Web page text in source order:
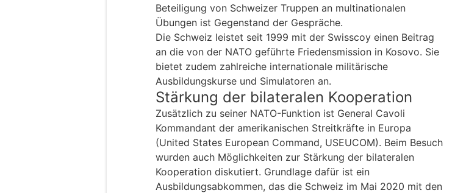
Beteiligung von Schweizer Truppen an multinationalen
Übungen ist Gegenstand der Gespräche.
Die Schweiz leistet seit 1999 mit der Swisscoy einen Beitrag
an die von der NATO geführte Friedensmission in Kosovo. Sie
bietet zudem zahlreiche internationale militärische
Ausbildungskurse und Simulatoren an.
Stärkung der bilateralen Kooperation
Zusätzlich zu seiner NATO-Funktion ist General Cavoli
Kommandant der amerikanischen Streitkräfte in Europa
(United States European Command, USEUCOM). Beim Besuch
wurden auch Möglichkeiten zur Stärkung der bilateralen
Kooperation diskutiert. Grundlage dafür ist ein
Ausbildungsabkommen, das die Schweiz im Mai 2020 mit den